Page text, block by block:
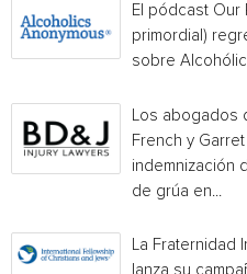
El pódcast Our
primordial)
sobre
Los abogados
French y
indemnización
de grúa en...
La
lanza su